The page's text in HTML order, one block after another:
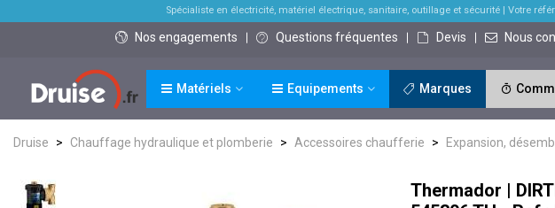
Spécialiste en électricité, matériel électrique, sanitaire, outillage et sécurité| Votre
Nos engagements Questions fréquentes Devis Nous
Matériels Equipements Marques
Druise > Chauffage hydraulique et plomberie > Accessoires chaufferie > Expansion,
Thermador |